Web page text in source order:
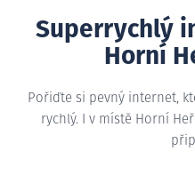
Superrychlý
Horní
Pořiďte si pevný internet,
rychlý. I v místě Horní